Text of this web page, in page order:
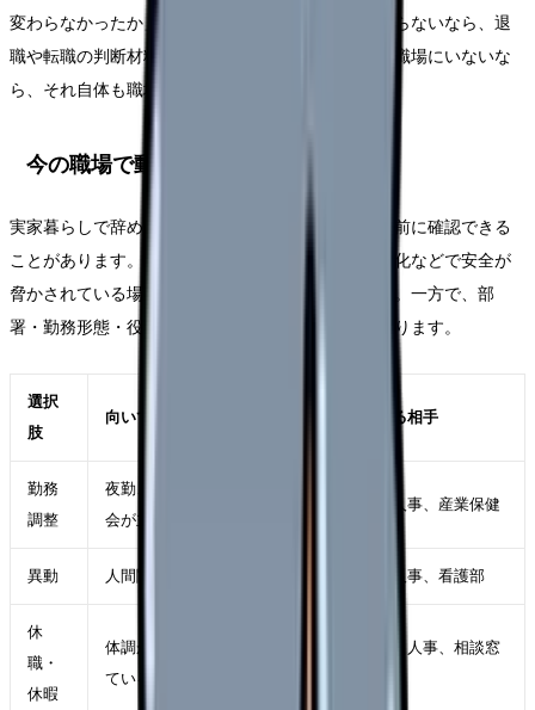
変わらなかったか」です。相談したのに状況が変わらないなら、退
職や転職の判断材料になります。相談できる相手が職場にいないな
ら、それ自体も職場条件の問題です。
今の職場で動かせる可能性
実家暮らしで辞めたい時でも、すぐ退職だけに進む前に確認できる
ことがあります。もちろん、ハラスメントや体調悪化などで安全が
脅かされている場合は、距離を取ることが優先です。一方で、部
署・勤務形態・役割が変われば続けられる場合もあります。
選択
肢
向いているケース 確認する相手
勤務
調整
夜勤、残業、受け持ち、委員
会が主因
師長、人事、産業保健
異動 人間関係や診療科相性が主因 師長、人事、看護部
休
職・
休暇
体調が落ち、判断力も下がっ
ている
主治医、人事、相談窓